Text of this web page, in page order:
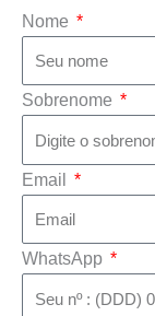
Nome
Sobrenome
Email
WhatsApp